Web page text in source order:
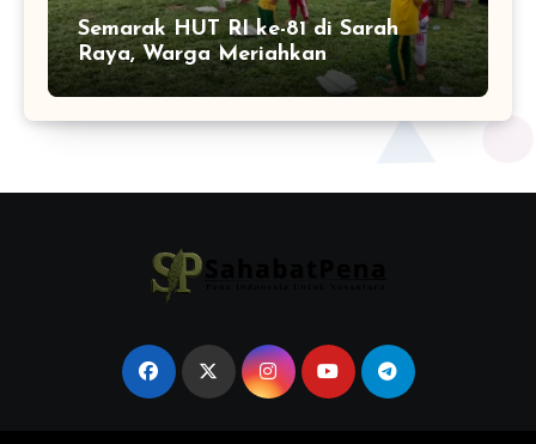
Semarak HUT RI ke-81 di Sarah
Raya, Warga Meriahkan
Kemerdekaan dengan Lomba Balap